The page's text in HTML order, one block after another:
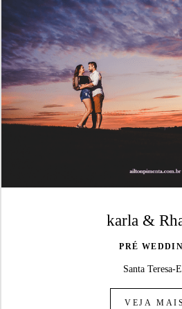
karla &
PRÉ
Santa Teresa-
VEJA MAIS